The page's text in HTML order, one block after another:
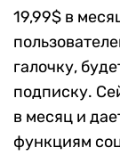
19,99$ в
галочку,
подписку.
в месяц и
функциям